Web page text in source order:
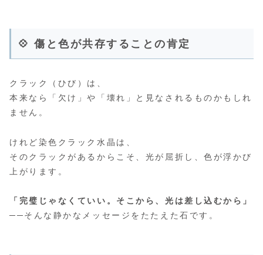
💠 傷と色が共存することの肯定
クラック（ひび）は、
本来なら「欠け」や「壊れ」と見なされるものかもしれ
ません。
けれど染色クラック水晶は、
そのクラックがあるからこそ、光が屈折し、色が浮かび
上がります。
「完璧じゃなくていい。そこから、光は差し込むから」
──そんな静かなメッセージをたたえた石です。